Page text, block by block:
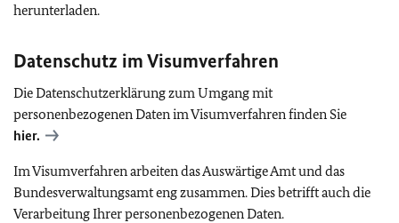
herunterladen.
Datenschutz im Visumverfahren
Die Datenschutzerklärung zum Umgang mit
personenbezogenen Daten im Visumverfahren finden Sie
hier.
Im Visumverfahren arbeiten das Auswärtige Amt und das
Bundesverwaltungsamt eng zusammen. Dies betrifft auch die
Verarbeitung Ihrer personenbezogenen Daten.